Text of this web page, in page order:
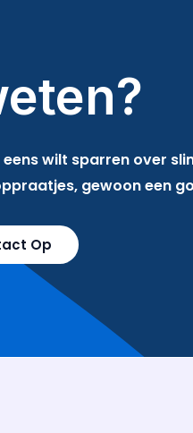
wilt sparren over
gewoon een
Op